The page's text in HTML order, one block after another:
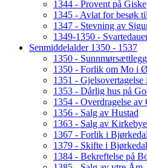
1344 - Provent på Giske
1345 - Avlat for besøk
1347 - Stevning av
1349-1350 -
Senmiddelalder 1350 - 1537
1350 -
1350 - Forlik om Mo i
1351 -
1353 - Dårlig hus på
1354 - Overdragelse av
1356 - Salg av Hustad
1363 - Salg av
1367 - Forlik i Bjørkedal
1379 - Skifte i Bjørkedal
1384 - Bekreftelse på